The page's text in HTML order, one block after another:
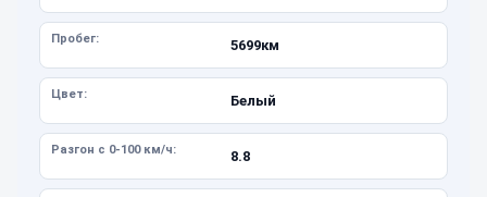
Пробег: 5699км
Цвет: Белый
Разгон с 0-100 км/ч: 8.8